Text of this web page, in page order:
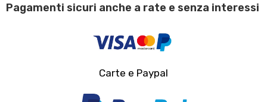
Pagamenti sicuri anche a rate e senza interessi
Carte e Paypal